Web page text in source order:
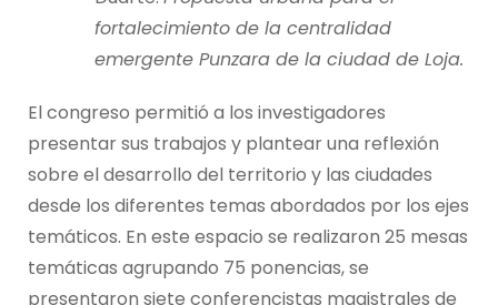
fortalecimiento de la centralidad
emergente Punzara de la ciudad de Loja.
El congreso permitió a los investigadores
presentar sus trabajos y plantear una reflexión
sobre el desarrollo del territorio y las ciudades
desde los diferentes temas abordados por los ejes
temáticos. En este espacio se realizaron 25 mesas
temáticas agrupando 75 ponencias, se
presentaron siete conferencistas magistrales de